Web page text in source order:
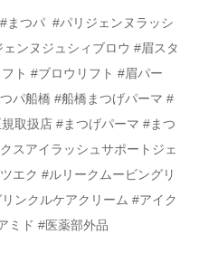
まつパ #パリジェンヌラッシ
ンヌジュシィブロウ #眉スタ
ト #ブロウリフト #眉パー
パ船橋 #船橋まつげパーマ #
取扱店 #まつげパーマ #まつ
スアイラッシュサポートジェ
エク #ルリークムービングリ
ンクルケアクリーム #アイク
ミド #医薬部外品